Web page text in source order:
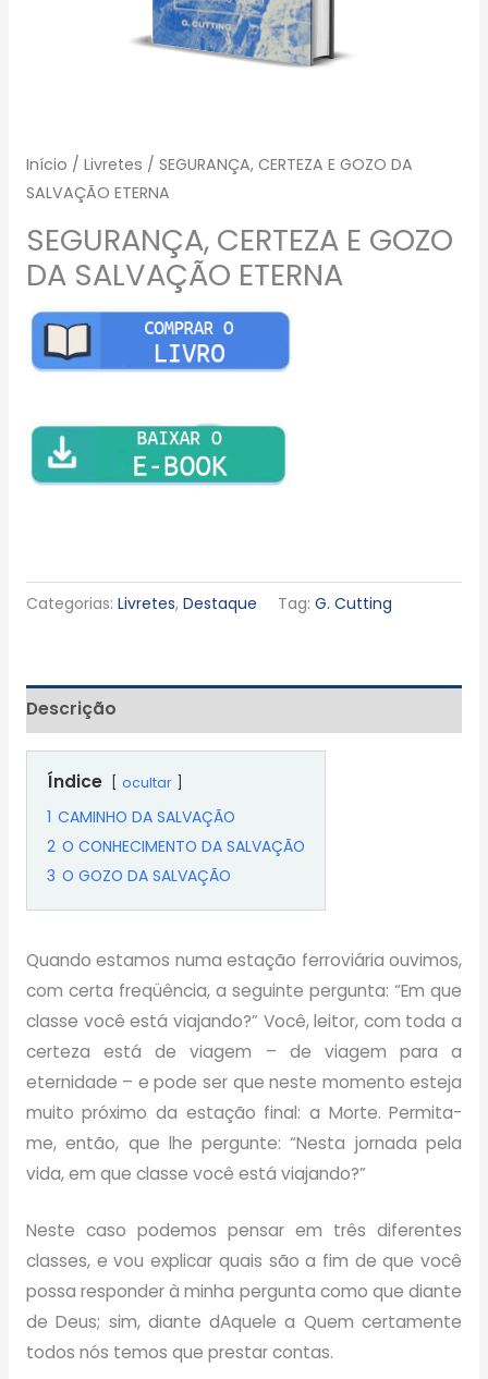
Início / Livretes / SEGURANÇA, CERTEZA E GOZO DA
SALVAÇÃO ETERNA
SEGURANÇA, CERTEZA E GOZO
DA SALVAÇÃO ETERNA
Categorias: Livretes, Destaque Tag: G. Cutting
Descrição
Índice ocultar
1 CAMINHO DA SALVAÇÃO
2 O CONHECIMENTO DA SALVAÇÃO
3 O GOZO DA SALVAÇÃO
Quando estamos numa estação ferroviária ouvimos,
com certa freqüência, a seguinte pergunta: “Em que
classe você está viajando?” Você, leitor, com toda a
certeza está de viagem – de viagem para a
eternidade – e pode ser que neste momento esteja
muito próximo da estação final: a Morte. Permita-
me, então, que lhe pergunte: “Nesta jornada pela
vida, em que classe você está viajando?”
Neste caso podemos pensar em três diferentes
classes, e vou explicar quais são a fim de que você
possa responder à minha pergunta como que diante
de Deus; sim, diante dAquele a Quem certamente
todos nós temos que prestar contas.